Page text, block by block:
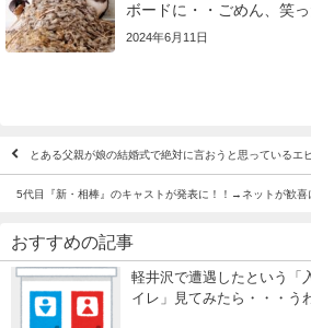
ボードに・・ごめん、笑っ
2024年6月11日
とある父親が娘の結婚式で絶対に言おうと思っているエ
5代目『新・相棒』のキャストが発表に！！→ネットが歓喜
おすすめの記事
軽井沢で遭遇したという「
イレ」見てみたら・・・う